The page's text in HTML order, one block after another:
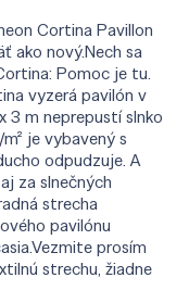
Cortina Pavillon
ako nový.Nech sa
Pomoc je tu.
vyzerá pavilón v
3 m neprepustí slnko
je vybavený s
odpudzuje. A
za slnečných
strecha
pavilónu
prosím
strechu, žiadne